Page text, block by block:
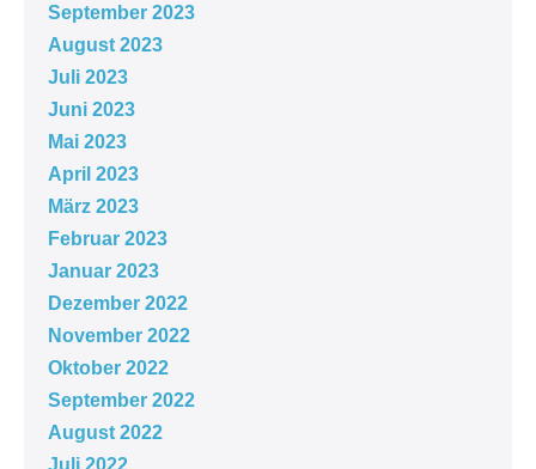
September 2023
August 2023
Juli 2023
Juni 2023
Mai 2023
April 2023
März 2023
Februar 2023
Januar 2023
Dezember 2022
November 2022
Oktober 2022
September 2022
August 2022
Juli 2022